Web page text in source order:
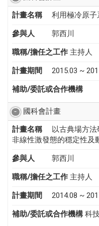
計畫名稱
利用極冷原
參與人 郭西川
職稱/擔任之工作 主持人
計畫期間 2015.03 ~
補助/委託或合作機構
國科會計畫
計畫名稱
以古典場方
非線性激發態的穩定性及
參與人 郭西川
職稱/擔任之工作 主持人
計畫期間 2014.08 ~
補助/委託或合作機構 科